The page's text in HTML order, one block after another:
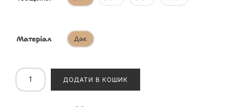
Матеріал Дак
ДОДАТИ В КОШИК